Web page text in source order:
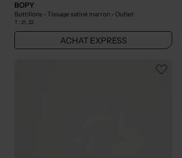
BOPY
Bottillons - Tissage satiné marron - Outlet
T :21, 22
ACHAT EXPRESS